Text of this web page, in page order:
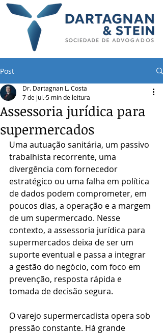
Post
Assessoria jurídica para
supermercados
Dr. Dartagnan L. Costa
7 de jul.5 min de leitura
Uma autuação sanitária, um passivo
trabalhista recorrente, uma
divergência com fornecedor
estratégico ou uma falha em política
de dados podem comprometer, em
poucos dias, a operação e a margem
de um supermercado. Nesse
contexto, a assessoria jurídica para
supermercados deixa de ser um
suporte eventual e passa a integrar
a gestão do negócio, com foco em
prevenção, resposta rápida e
tomada de decisão segura.
O varejo supermercadista opera sob
pressão constante. Há grande